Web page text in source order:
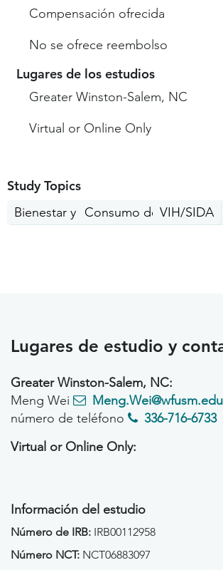
Compensación ofrecida
No se ofrece reembolso
Lugares de los estudios
Greater Winston-Salem, NC
Virtual or Online Only
Study Topics
Bienestar y estilo de vida
Consumo deVIH/SIDA
Lugares de estudio y
Greater Winston-Salem, NC:
Meng Wei
Meng.Wei@wfusm.edu
número de teléfono
336-716-6733
Virtual or Online Only:
Información del estudio
Número de IRB: IRB00112958
Número NCT: NCT06883097